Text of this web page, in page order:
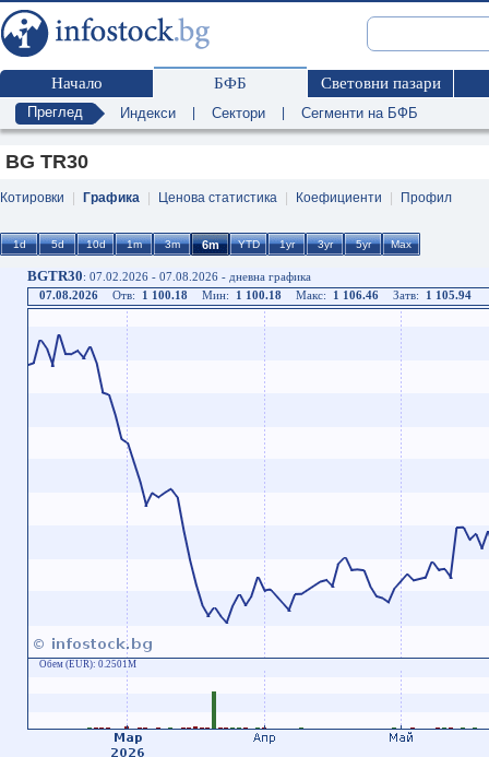
Начало БФБ Световни пазари
Преглед Индекси Сектори Сегменти на БФБ
BG TR30
Котировки Графика Ценова статистика Коефициенти Профил
BGTR30: 07.02.2026 - 07.08.2026 - дневна графика
07.08.2026
Отв: 1 100.18 Мин: 1 100.18 Макс: 1 106.46 Затв: 1 105.94
Обем (EUR): 0.2501M